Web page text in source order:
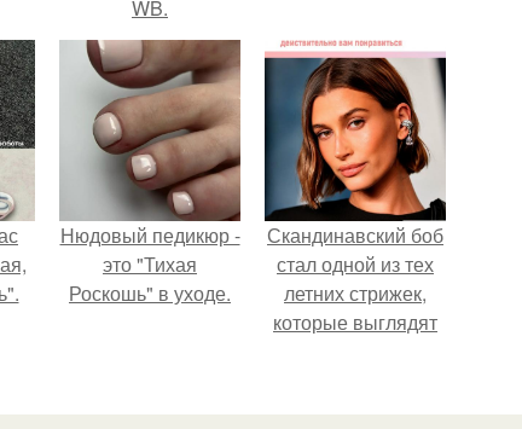
WB.
Нюдовый педикюр -
это "Тихая
Роскошь" в уходе.
Скандинавский боб
стал одной из тех
летних стрижек,
которые выглядят